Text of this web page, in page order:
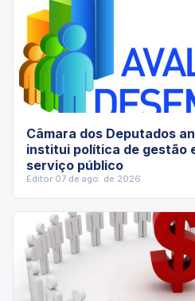
Câmara dos Deputados
institui política de gestão
serviço público
Editor·07 de ago. de 2026